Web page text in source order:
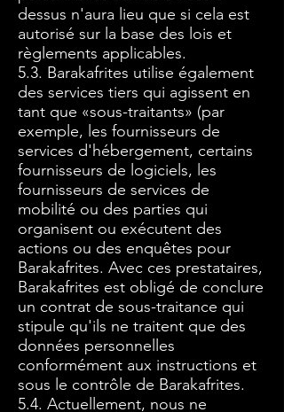
dessus n'aura lieu que si cela est
autorisé sur la base des lois et
règlements applicables.
5.3. Barakafrites utilise également
des services tiers qui agissent en
tant que «sous-traitants» (par
exemple, les fournisseurs de
services d'hébergement, certains
fournisseurs de logiciels, les
fournisseurs de services de
mobilité ou des parties qui
organisent ou exécutent des
actions ou des enquêtes pour
Barakafrites. Avec ces prestataires,
Barakafrites est obligé de conclure
un contrat de sous-traitance qui
stipule qu'ils ne traitent que des
données personnelles
conformément aux instructions et
sous le contrôle de Barakafrites.
5.4. Actuellement, nous ne